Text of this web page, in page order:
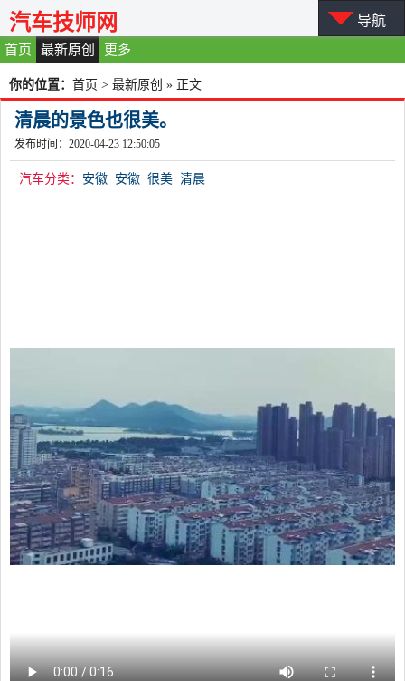
首页 最新原创 更多
汽车技师网 导航
你的位置： 首页 > 最新原创 » 正文
清晨的景色也很美。
发布时间：2020-04-23 12:50:05
汽车分类： 安徽 安徽 很美 清晨